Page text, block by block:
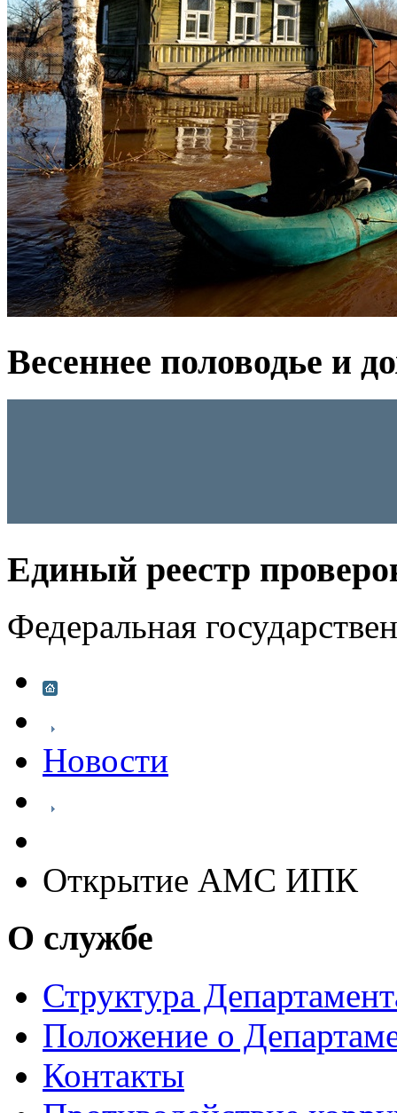
Весеннее половодье и
Единый реестр
Федеральная
Новости
Открытие АМС ИПК
О службе
Структура
Положение о
Контакты